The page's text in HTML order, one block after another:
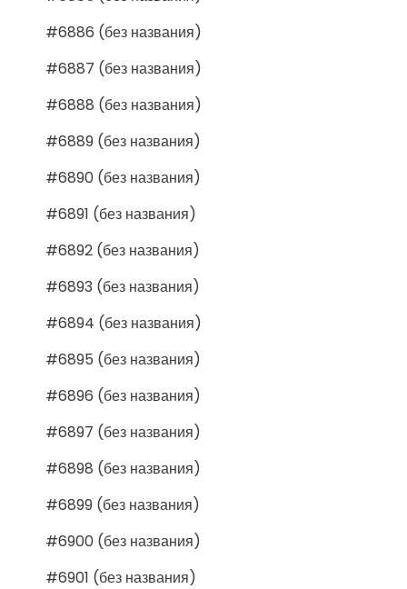
#6886 (без названия)
#6887 (без названия)
#6888 (без названия)
#6889 (без названия)
#6890 (без названия)
#6891 (без названия)
#6892 (без названия)
#6893 (без названия)
#6894 (без названия)
#6895 (без названия)
#6896 (без названия)
#6897 (без названия)
#6898 (без названия)
#6899 (без названия)
#6900 (без названия)
#6901 (без названия)